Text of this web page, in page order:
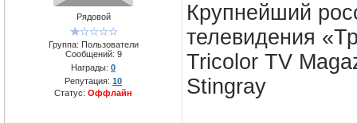
Рядовой
Группа: Пользователи
Сообщений: 9
Награды: 0
Репутация: 10
Статус: Оффлайн
Крупнейший
телевидения
Tricolor TV
Stingray